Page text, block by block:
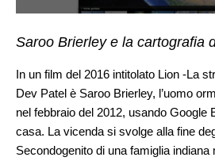
Saroo Brierley e la cartografia
In un film del 2016 intitolato Lion -La
Dev Patel è Saroo Brierley, l’uomo
nel febbraio del 2012, usando Google
casa. La vicenda si svolge alla fine
Secondogenito di una famiglia